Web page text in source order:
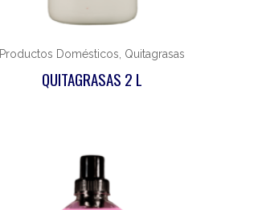
Productos Domésticos, Quitagrasas
QUITAGRASAS 2 L